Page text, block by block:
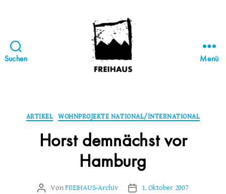
Suchen
STATTBAU
HAMBURG
Menü
Kategorien
ARTIKEL WOHNPROJEKTE NATIONAL/INTERNATIONAL
Horst demnächst vor
Hamburg
Beitragsautor
VonFREIHAUS-Archiv Veröffentlichungsdatum
1. Oktober 2007